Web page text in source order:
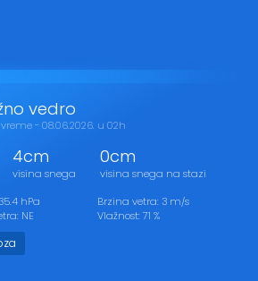
vedro
- 08.06.2026. u 02h
4cm
visina snega
0cm
visina snega na stazi
hPa
NE
Brzina vetra: 3 m/s
Vlažnost: 71 %